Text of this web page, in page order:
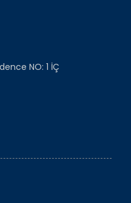
NO: 1 İÇ